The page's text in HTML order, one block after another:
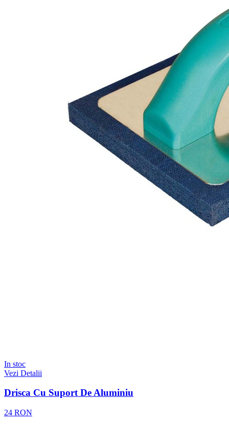
In stoc
Vezi Detalii
Drisca Cu Suport De Aluminiu
24 RON